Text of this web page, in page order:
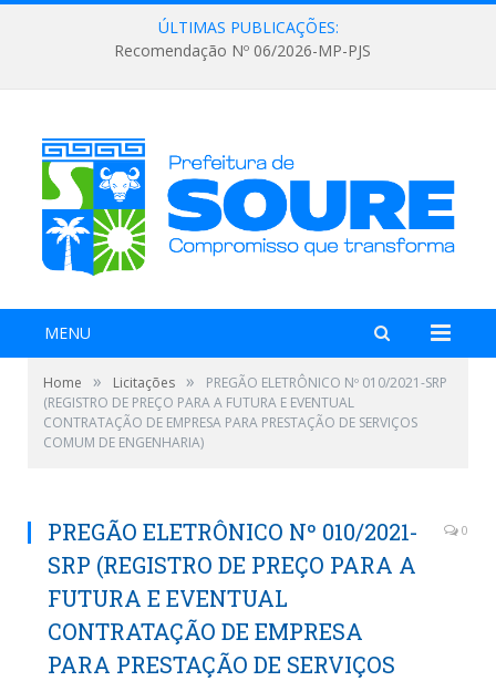
ÚLTIMAS PUBLICAÇÕES:
Recomendação Nº 06/2026-MP-PJS
MENU
Home » Licitações »
PREGÃO ELETRÔNICO Nº 010/2021-SRP
(REGISTRO DE PREÇO PARA A FUTURA E EVENTUAL
CONTRATAÇÃO DE EMPRESA PARA PRESTAÇÃO DE SERVIÇOS
COMUM DE ENGENHARIA)
PREGÃO ELETRÔNICO Nº 010/2021-
SRP (REGISTRO DE PREÇO PARA A
FUTURA E EVENTUAL
CONTRATAÇÃO DE EMPRESA
PARA PRESTAÇÃO DE SERVIÇOS
0